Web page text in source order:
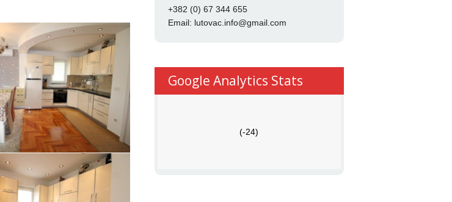
+382 (0) 67 344 655
Email: lutovac.info@gmail.com
Google Analytics Stats
(-24)